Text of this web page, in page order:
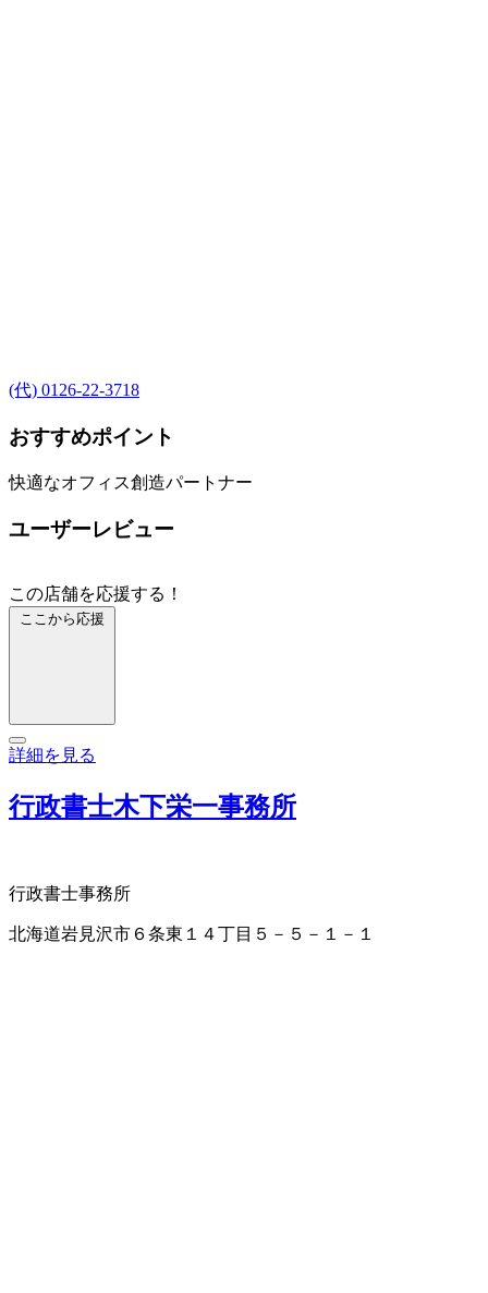
(代) 0126-22-3718
おすすめポイント
快適なオフィス創造パートナー
ユーザーレビュー
この店舗を応援する！
ここから応援
詳細を見る
行政書士木下栄一事務所
行政書士事務所
北海道岩見沢市６条東１４丁目５－５－１－１